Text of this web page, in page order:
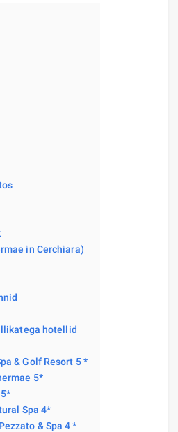
in Cerchiara)
hotellid
& Golf Resort 5 *
5*
Spa 4*
& Spa 4 *